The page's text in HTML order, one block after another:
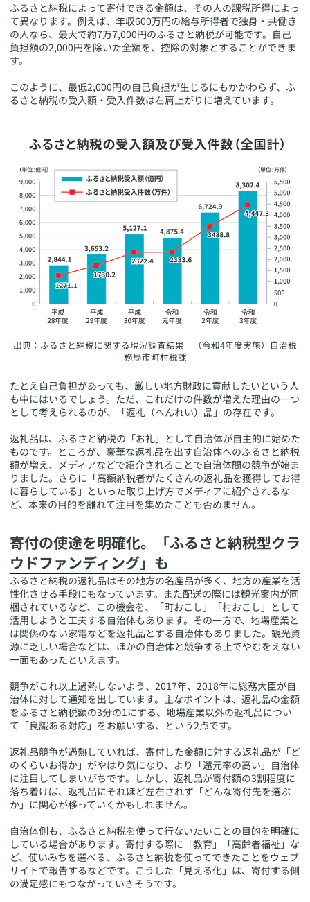
​ふるさと納税によって寄付できる金額は、その人の課税所得によっ
て異なります。例えば、年収600万円の給与所得者で独身・共働き
の人なら、最大で約7万7,000円のふるさと納税が可能です。自己
負担額の2,000円を除いた全額を、控除の対象とすることができま
す。
このように、最低2,000円の自己負担が生じるにもかかわらず、ふ
るさと納税の受入額・受入件数は右肩上がりに増えています。
​出典：ふるさと納税に関する現況調査結果 （令和4年度実施）自治税
務局市町村税課
​たとえ自己負担があっても、厳しい地方財政に貢献したいという人
も中にはいるでしょう。ただ、これだけの件数が増えた理由の一つ
として考えられるのが、「返礼（へんれい）品」の存在です。
返礼品は、ふるさと納税の「お礼」として自治体が自主的に始めた
ものです。ところが、豪華な返礼品を出す自治体へのふるさと納税
額が増え、メディアなどで紹介されることで自治体間の競争が始ま
りました。さらに「高額納税者がたくさんの返礼品を獲得してお得
に暮らしている」といった取り上げ方でメディアに紹介されるな
ど、本来の目的を離れて注目を集めたことも否めません。
​寄付の使途を明確化。「ふるさと納税型クラ
ウドファンディング」も
​ふるさと納税の返礼品はその地方の名産品が多く、地方の産業を活
性化させる手段にもなっています。また配送の際には観光案内が同
梱されているなど、この機会を、「町おこし」「村おこし」として
活用しようと工夫する自治体もあります。その一方で、地場産業と
は関係のない家電などを返礼品とする自治体もありました。観光資
源に乏しい場合などは、ほかの自治体と競争する上でやむをえない
一面もあったといえます。
競争がこれ以上過熱しないよう、2017年、2018年に総務大臣が自
治体に対して通知を出しています。主なポイントは、返礼品の金額
をふるさと納税額の3分の1にする、地場産業以外の返礼品につい
て「良識ある対応」をお願いする、という2点です。
返礼品競争が過熱していれば、寄付した金額に対する返礼品が「ど
のくらいお得か」がやはり気になり、より「還元率の高い」自治体
に注目してしまいがちです。しかし、返礼品が寄付額の3割程度に
落ち着けば、返礼品にそれほど左右されず「どんな寄付先を選ぶ
か」に関心が移っていくかもしれません。
自治体側も、ふるさと納税を使って行ないたいことの目的を明確に
している場合があります。寄付する際に「教育」「高齢者福祉」な
ど、使いみちを選べる、ふるさと納税を使ってできたことをウェブ
サイトで報告するなどです。こうした「見える化」は、寄付する側
の満足感にもつながっていきそうです。